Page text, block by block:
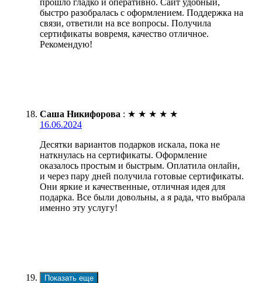
быстро разобралась с оформлением. Поддержка на
связи, ответили на все вопросы. Получила
сертификаты вовремя, качество отличное.
Рекомендую!
Саша Никифорова : ★ ★ ★ ★ ★
16.06.2024
Десятки вариантов подарков искала, пока не
наткнулась на сертификаты. Оформление
оказалось простым и быстрым. Оплатила онлайн,
и через пару дней получила готовые сертификаты.
Они яркие и качественные, отличная идея для
подарка. Все были довольны, а я рада, что выбрала
именно эту услугу!
Показать еще